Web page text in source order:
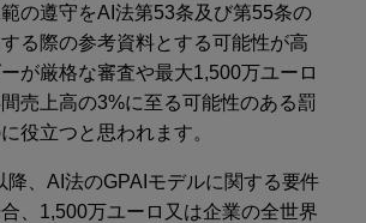
の遵守をAI法第53条及び第55条の
る際の参考資料とする可能性が高
が厳格な審査や最大1,500万ユーロ
売上高の3%に至る可能性のある罰
役立つと思われます。
降、AI法のGPAIモデルに関する要件
、1,500万ユーロ又は企業の全世界